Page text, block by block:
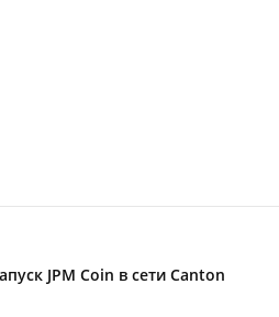
JPM Coin в сети Canton